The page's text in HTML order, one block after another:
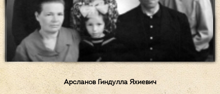
Арсланов Гиндулла Яхиевич